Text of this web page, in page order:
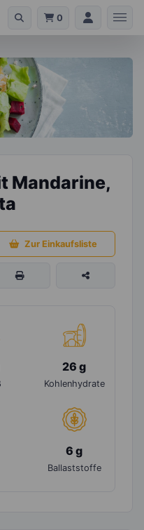
0
Mandarine,
Zur Einkaufsliste
26 g
Kohlenhydrate
6 g
Ballaststoffe